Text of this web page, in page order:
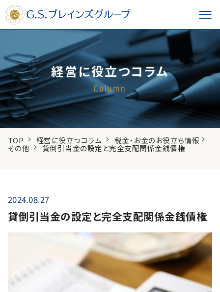
経営に役立つコラム
Column
TOP 経営に役立つコラム 税金・お金のお役立ち情報
その他 貸倒引当金の設定と完全支配関係金銭債権
2024.08.27
貸倒引当金の設定と完全支配関係金銭債権